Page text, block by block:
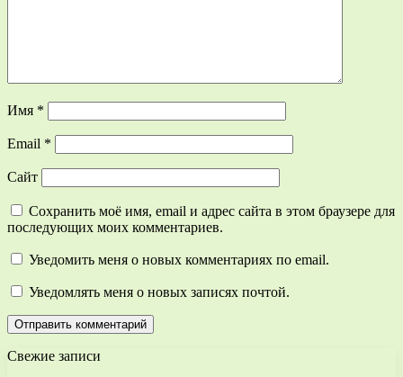
Имя *
Email *
Сайт
Сохранить моё имя, email и адрес сайта в этом браузере для
последующих моих комментариев.
Уведомить меня о новых комментариях по email.
Уведомлять меня о новых записях почтой.
Свежие записи